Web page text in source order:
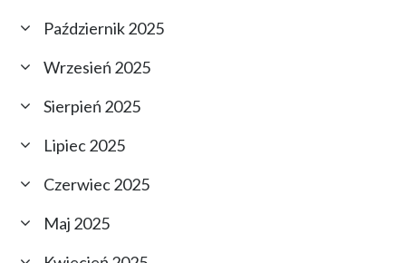
Październik 2025
Wrzesień 2025
Sierpień 2025
Lipiec 2025
Czerwiec 2025
Maj 2025